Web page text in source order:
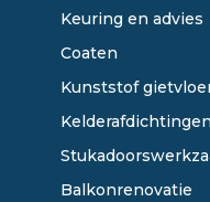
Keuring en advies
Coaten
Kunststof
Kelderafdichtingen
Balkonrenovatie